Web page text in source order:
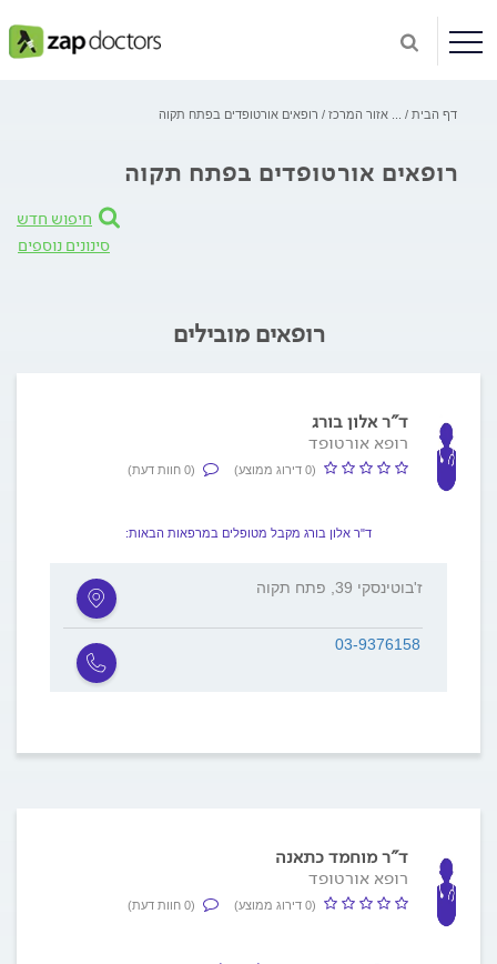
דף הבית אזור המרכז רופאים אורטופדים בפתח תקוה
רופאים אורטופדים בפתח תקוה
חיפוש חדש
סינונים נוספים
רופאים מובילים
ד"ר אלון בורג
רופא אורטופד
(0 דירוג ממוצע) (0 חוות דעת)
ד"ר אלון בורג מקבל מטופלים במרפאות הבאות:
ז'בוטינסקי 39, פתח תקוה
03-9376158
ד"ר מוחמד כתאנה
רופא אורטופד
(0 דירוג ממוצע) (0 חוות דעת)